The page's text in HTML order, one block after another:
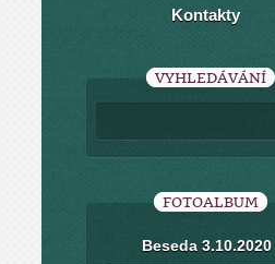
Kontakty
VYHLEDÁVÁNÍ
FOTOALBUM
Beseda 3.10.2020